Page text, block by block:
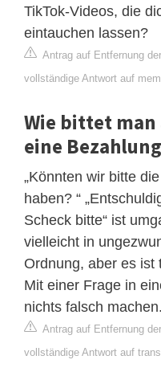
TikTok-Videos, die
eintauchen lassen?
Antrag auf Entfernung
vollständige Antwort auf
Wie bittet man
eine
„Könnten wir bitte
haben? “
Scheck bitte“ ist
vielleicht in
Ordnung, aber es ist
Mit einer Frage in
nichts falsch machen.
Antrag auf Entfernung
vollständige Antwort auf